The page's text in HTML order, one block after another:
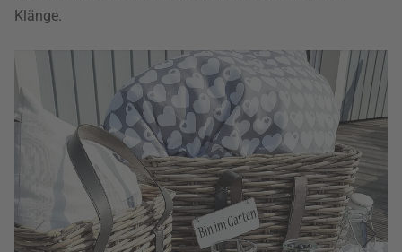
Klänge.